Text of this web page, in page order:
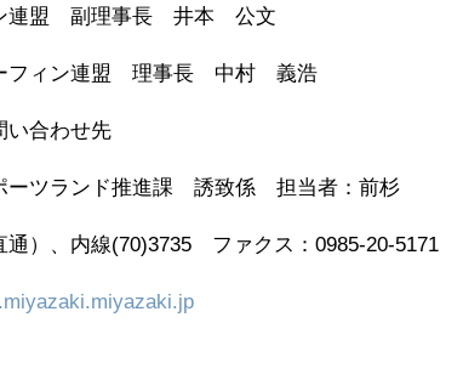
ン連盟 副理事長 井本 公文
フィン連盟 理事長 中村 義浩
い合わせ先
ーツランド推進課 誘致係 担当者：前杉
通）、内線(70)3735 ファクス：0985-20-5171